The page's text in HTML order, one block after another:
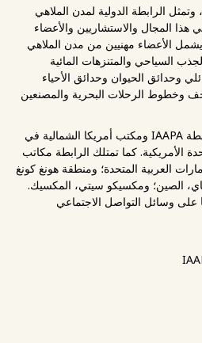
تأسست IAAPA في عام 1918، وتمثل الرابطة الدولية لمدن الملاهي
هذا المجال والاستشاريين والأعضاء
أكثر من 100 دولة. يشمل الأعضاء مهنيين من مدن الملاهي
السياحي والمتنزهات المائية
وحدائق الحيوان وحدائق الأحياء
وخطوط الرحلات البحرية والمصنعين
يقع المقر الرئيسي العالمي لرابطة IAAPA ومكتب أمريكا الشمالية في
الأمريكية. كما تمتلك الرابطة مكاتب
العربية المتحدة؛ ومنطقة هونغ كونغ
الصين؛ ومكسيكو سيتي، المكسيك.
على وسائل التواصل الاجتماعي